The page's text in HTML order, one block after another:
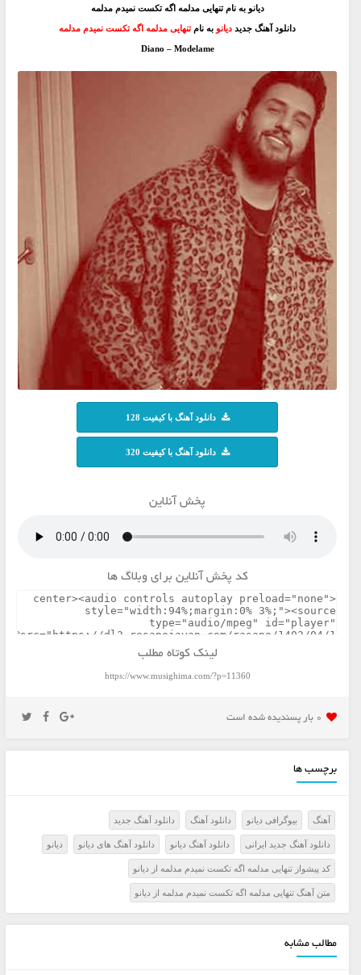
دیانو به نام تنهایی مدلمه اگه تکست نمیدم مدلمه
دانلود آهنگ جدیددیانو به نامتنهایی مدلمه اگه تکست نمیدم مدلمه
Diano – Modelame
دانلود آهنگ با کیفیت 128
دانلود آهنگ با کیفیت 320
پخش آنلاین
کد پخش آنلاین برای وبلاگ ها
لینک کوتاه مطلب
https://www.musighima.com/?p=11360
0 بار پسنديده شده است
برچسب ها
آهنگ بیوگرافی دیانو دانلود آهنگ دانلود آهنگ جدید
دانلود آهنگ جدید ایرانی دانلود آهنگ دیانو دانلود آهنگ های دیانو دیانو
کد پیشواز تنهایی مدلمه اگه تکست نمیدم مدلمه از دیانو
متن آهنگ تنهایی مدلمه اگه تکست نمیدم مدلمه از دیانو
مطالب مشابه